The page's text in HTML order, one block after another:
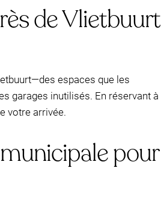
de Vlietbuurt
espaces que les
garages inutilisés. En réservant à
votre arrivée.
pour